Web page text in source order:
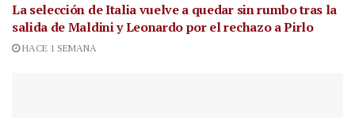
La selección de Italia vuelve a quedar sin rumbo tras la
salida de Maldini y Leonardo por el rechazo a Pirlo
HACE 1 SEMANA